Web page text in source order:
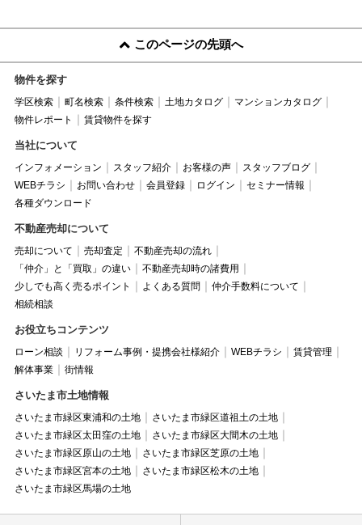
このページの先頭へ
物件を探す
学区検索 町名検索 条件検索 土地カタログ
マンションカタログ
物件レポート
賃貸物件を探す
当社について
インフォメーション スタッフ紹介 お客様の声
スタッフブログ
WEBチラシ
お問い合わせ 会員登録 ログイン
セミナー情報
各種ダウンロード
不動産売却について
売却について 売却査定
不動産売却の流れ
「仲介」と「買取」の違い
不動産売却時の諸費用
少しでも高く売るポイント
よくある質問
仲介手数料について
相続相談
お役立ちコンテンツ
ローン相談 リフォーム事例・提携会社様紹介 WEBチラシ
賃貸管理
解体事業
街情報
さいたま市土地情報
さいたま市緑区東浦和の土地
さいたま市緑区道祖土の土地
さいたま市緑区太田窪の土地
さいたま市緑区大間木の土地
さいたま市緑区原山の土地
さいたま市緑区芝原の土地
さいたま市緑区宮本の土地
さいたま市緑区松木の土地
さいたま市緑区馬場の土地